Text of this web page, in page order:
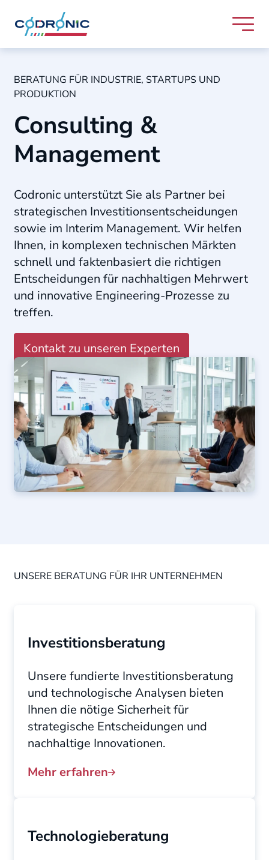
BERATUNG FÜR INDUSTRIE, STARTUPS UND
PRODUKTION
Consulting &
Management
Codronic unterstützt Sie als Partner bei
strategischen Investitionsentscheidungen
sowie im Interim Management. Wir helfen
Ihnen, in komplexen technischen Märkten
schnell und faktenbasiert die richtigen
Entscheidungen für nachhaltigen Mehrwert
und innovative Engineering-Prozesse zu
treffen.
Kontakt zu unseren Experten
UNSERE BERATUNG FÜR IHR UNTERNEHMEN
Investitionsberatung
Unsere fundierte Investitionsberatung
und technologische Analysen bieten
Ihnen die nötige Sicherheit für
strategische Entscheidungen und
nachhaltige Innovationen.
Mehr erfahren
Technologieberatung